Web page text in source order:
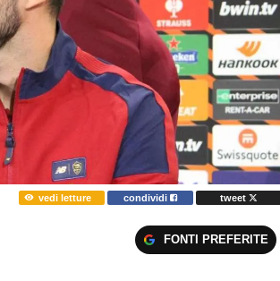
vedi letture condividi tweet
FONTI PREFERITE